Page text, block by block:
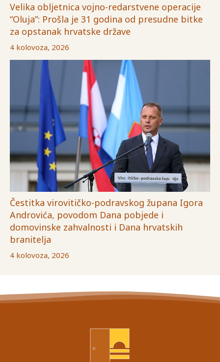
Velika obljetnica vojno-redarstvene operacije
“Oluja”: Prošla je 31 godina od presudne bitke
za opstanak hrvatske države
4 kolovoza, 2026
Čestitka virovitičko-podravskog župana Igora
Androvića, povodom Dana pobjede i
domovinske zahvalnosti i Dana hrvatskih
branitelja
4 kolovoza, 2026